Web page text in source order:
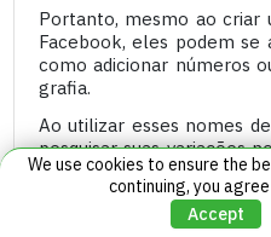
Portanto, mesmo ao criar
Facebook, eles podem se
como adicionar números
grafia.
Ao utilizar esses nomes
pesquisar suas variações
URL, você pode
diretamente visíveis por
We use cookies to ensure the
continuing, you
Accept